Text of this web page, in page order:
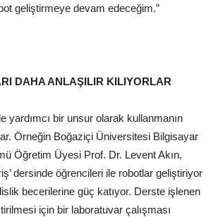
geliştirmeye devam edeceğim.”
DAHA ANLAŞILIR KILIYORLAR
yardımcı bir unsur olarak kullanmanın
Örneğin Boğaziçi Üniversitesi Bilgisayar
Öğretim Üyesi Prof. Dr. Levent Akın,
dersinde öğrencileri ile robotlar geliştiriyor
becerilerine güç katıyor. Derste işlenen
için bir laboratuvar çalışması